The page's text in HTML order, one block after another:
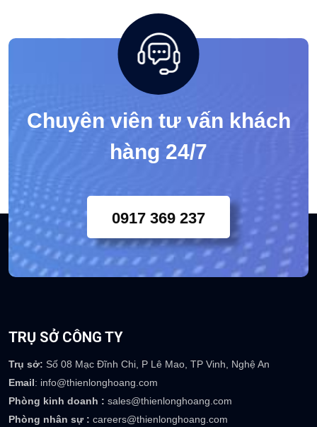
Chuyên viên tư vấn khách
hàng 24/7
0917 369 237
TRỤ SỞ CÔNG TY
Trụ sở: Số 08 Mạc Đĩnh Chi, P Lê Mao, TP Vinh, Nghệ An
Email: info@thienlonghoang.com
Phòng kinh doanh : sales@thienlonghoang.com
Phòng nhân sự : careers@thienlonghoang.com